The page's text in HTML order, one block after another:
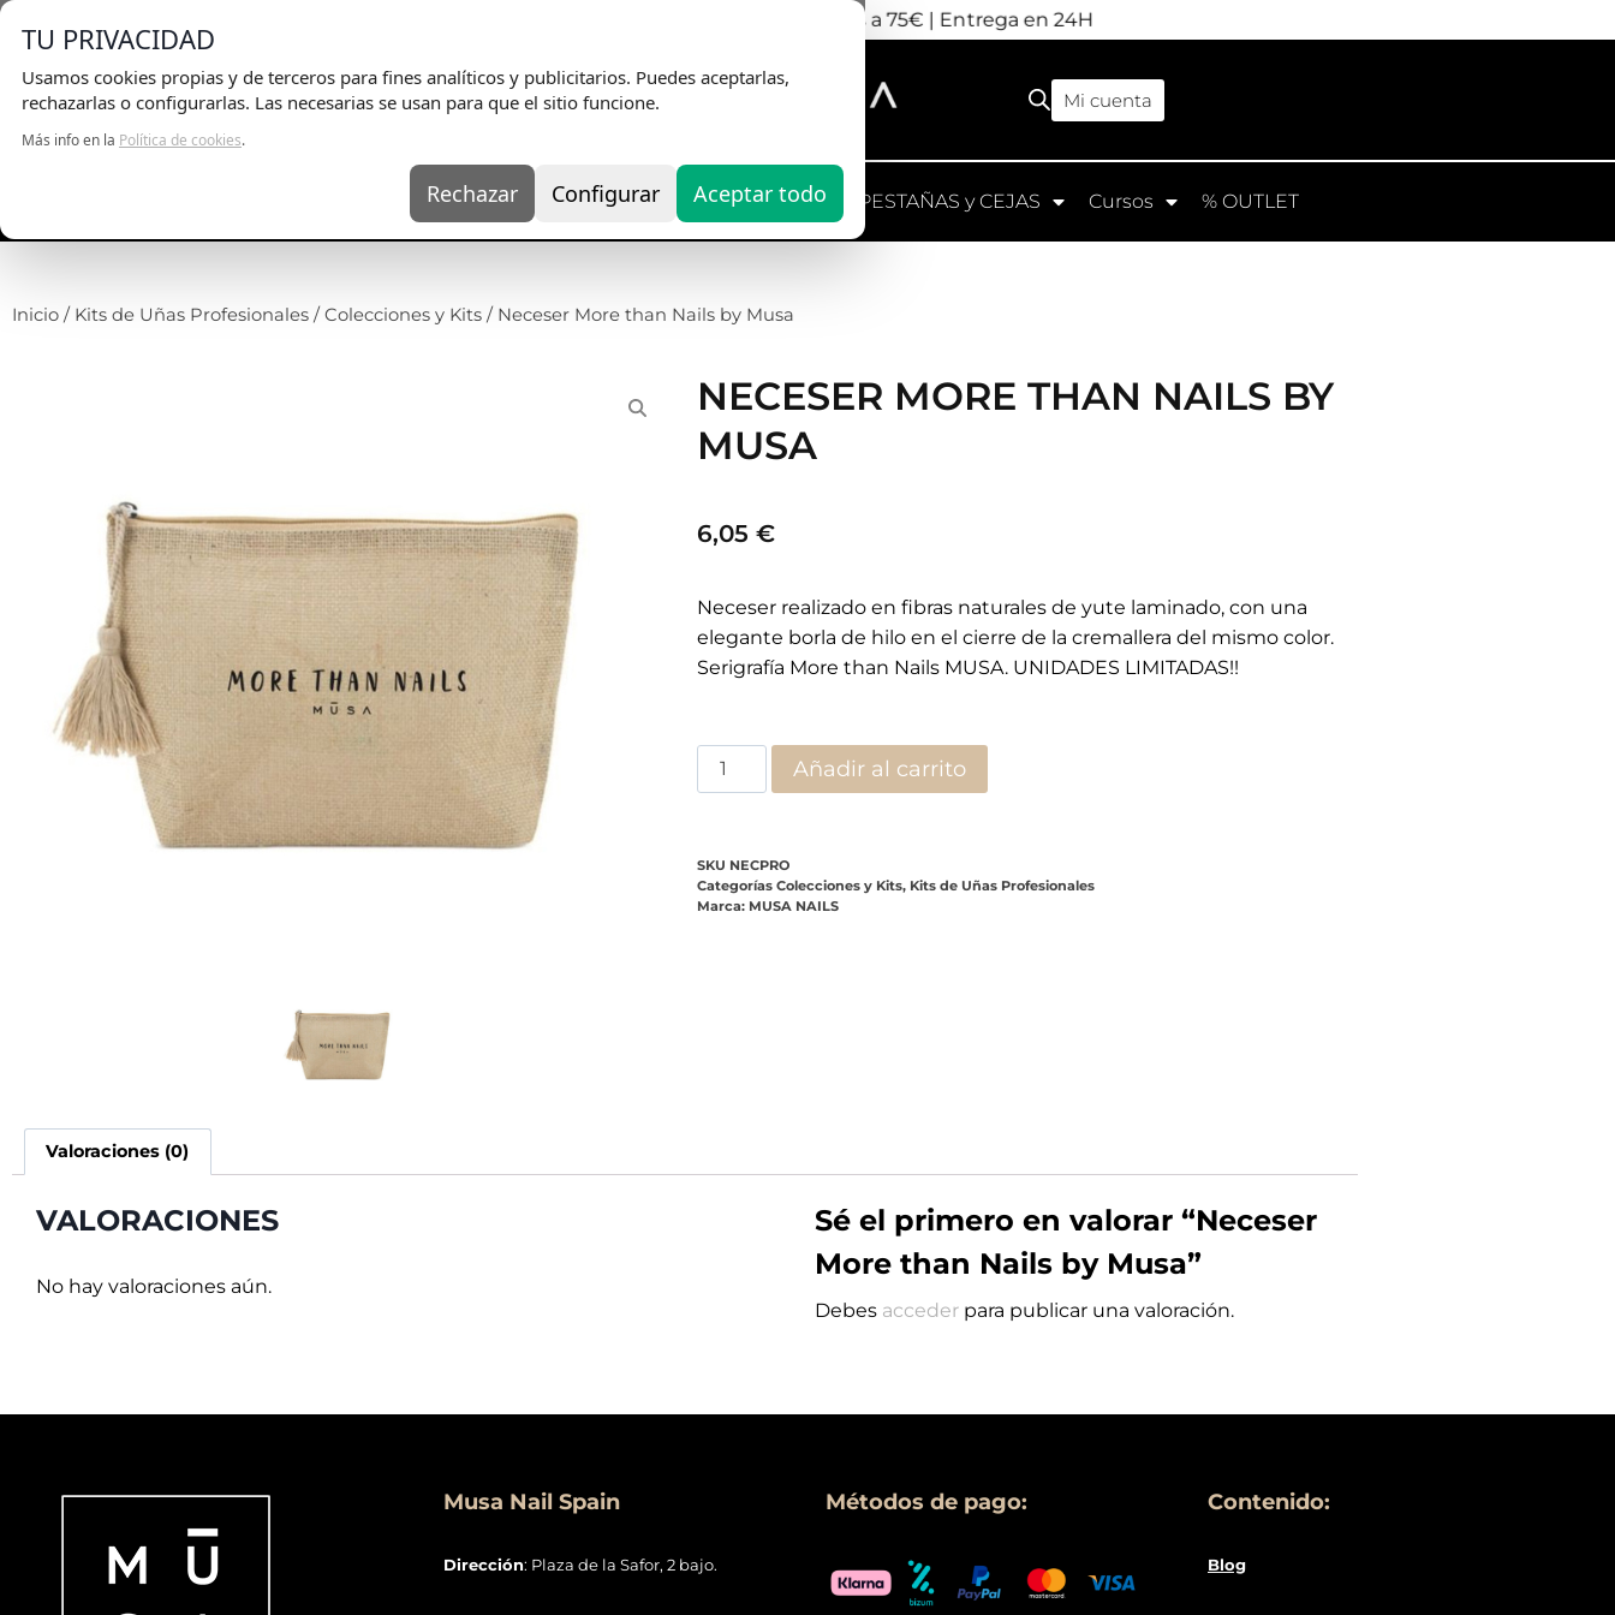
TU PRIVACIDAD
Usamos cookies propias y de terceros para fines analíticos y publicitarios. Puedes aceptarlas,
rechazarlas o configurarlas. Las necesarias se usan para que el sitio funcione.
Más info en la Política de cookies.
Rechazar Configurar Aceptar todo
en pedidos superiores a 75€ | Entrega en 24H
Mi cuenta
KITS EQUIPOS HERRAMIENTAS PESTAÑAS y CEJAS Cursos % OUTLET
Inicio / Kits de Uñas Profesionales /Colecciones y Kits / Neceser More than Nails by Musa
NECESER MORE THAN NAILS BY
MUSA
6,05 €
Neceser realizado en fibras naturales de yute laminado, con una
elegante borla de hilo en el cierre de la cremallera del mismo color.
Serigrafía More than Nails MUSA. UNIDADES LIMITADAS!!
Añadir al carrito
SKU NECPRO
Categorías Colecciones y Kits, Kits de Uñas Profesionales
Marca: MUSA NAILS
Valoraciones (0)
VALORACIONES
No hay valoraciones aún.
Sé el primero en valorar “Neceser
More than Nails by Musa”
Debes acceder para publicar una valoración.
Musa Nail Spain
Dirección: Plaza de la Safor, 2 bajo.
Métodos de pago: Contenido:
Blog